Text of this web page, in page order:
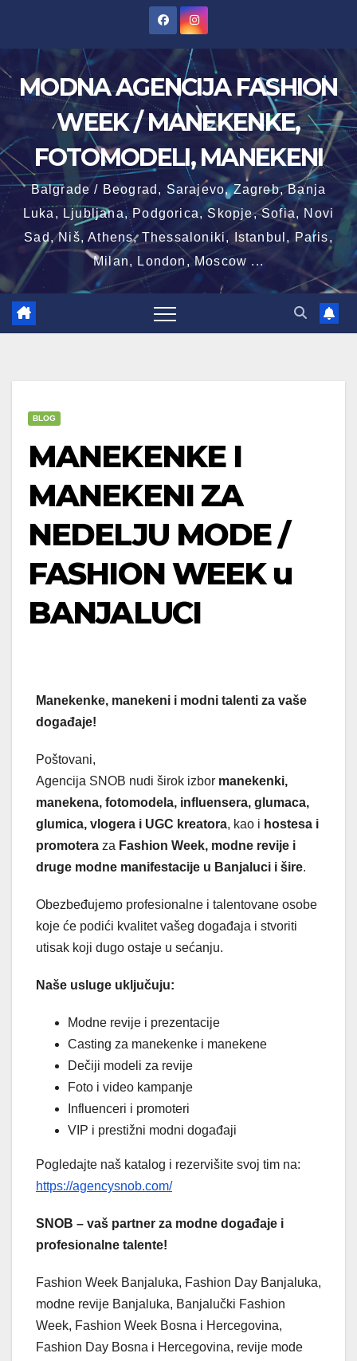
content
MODNA AGENCIJA FASHION
WEEK / MANEKENKE,
FOTOMODELI, MANEKENI
Balgrade / Beograd, Sarajevo, Zagreb, Banja
Luka, Ljubljana, Podgorica, Skopje, Sofia, Novi
Sad, Niš, Athens, Thessaloniki, Istanbul, Paris,
Milan, London, Moscow ...
BLOG
MANEKENKE I
MANEKENI ZA
NEDELJU MODE /
FASHION WEEK u
BANJALUCI
Manekenke, manekeni i modni talenti za vaše
događaje!
Poštovani,
Agencija SNOB nudi širok izbor manekenki,
manekena, fotomodela, influensera, glumaca,
glumica, vlogera i UGC kreatora, kao i hostesa i
promotera za Fashion Week, modne revije i
druge modne manifestacije u Banjaluci i šire.
Obezbeđujemo profesionalne i talentovane osobe
koje će podići kvalitet vašeg događaja i stvoriti
utisak koji dugo ostaje u sećanju.
Naše usluge uključuju:
Modne revije i prezentacije
Casting za manekenke i manekene
Dečiji modeli za revije
Foto i video kampanje
Influenceri i promoteri
VIP i prestižni modni događaji
Pogledajte naš katalog i rezervišite svoj tim na:
https://agencysnob.com/
SNOB – vaš partner za modne događaje i
profesionalne talente!
Fashion Week Banjaluka, Fashion Day Banjaluka,
modne revije Banjaluka, Banjalučki Fashion
Week, Fashion Week Bosna i Hercegovina,
Fashion Day Bosna i Hercegovina, revije mode